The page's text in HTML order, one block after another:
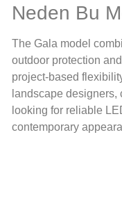
Neden Bu
The Gala model
outdoor protection
project-based
landscape designers,
looking for reliable
contemporary